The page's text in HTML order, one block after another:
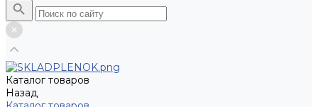
Каталог товаров
Назад